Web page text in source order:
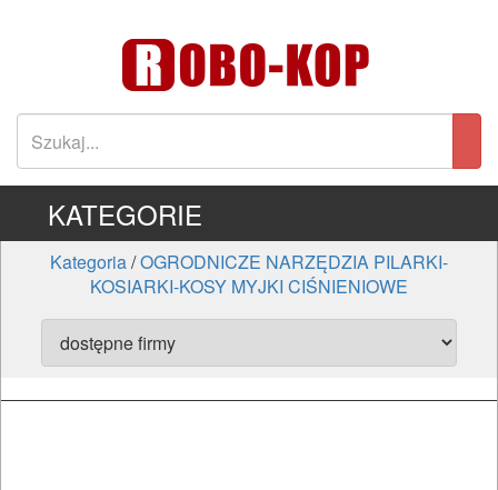
KATEGORIE
Kategoria/OGRODNICZE NARZĘDZIA PILARKI-
KOSIARKI-KOSY MYJKI CIŚNIENIOWE